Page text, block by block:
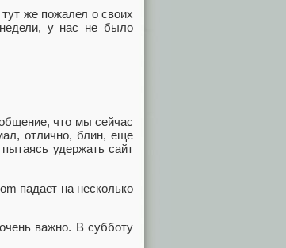
же пожалел о своих
у нас не было
что мы сейчас
отлично, блин, еще
удержать сайт
падает на несколько
важно. В субботу